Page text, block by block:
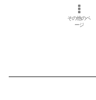
その他のペ
ージ